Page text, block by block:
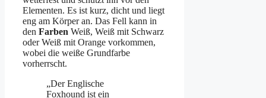
Elementen. Es ist kurz, dicht und liegt
eng am Körper an. Das Fell kann in
den Farben Weiß, Weiß mit Schwarz
oder Weiß mit Orange vorkommen,
wobei die weiße Grundfarbe
vorherrscht.
„Der Englische
Foxhound ist ein